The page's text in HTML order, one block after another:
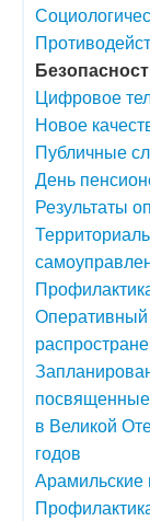
Цифровое
Новое
Публичные
День
Результаты
в Великой
годов